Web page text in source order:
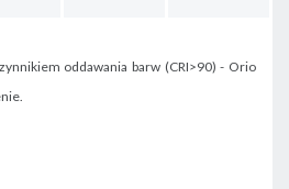
oddawania barw (CRI>90) - Orio